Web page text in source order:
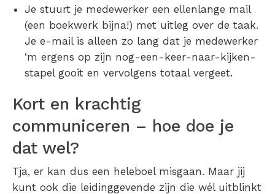
Je stuurt je medewerker een ellenlange mail
(een boekwerk bijna!) met uitleg over de taak.
Je e-mail is alleen zo lang dat je medewerker
‘m ergens op zijn nog-een-keer-naar-kijken-
stapel gooit en vervolgens totaal vergeet.
Kort en krachtig
communiceren – hoe doe je
dat wel?
Tja, er kan dus een heleboel misgaan. Maar jij
kunt ook die leidinggevende zijn die wél uitblinkt